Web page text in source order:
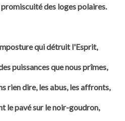
des loges polaires.
qui détruit l'Esprit,
puissances que nous prîmes,
rien dire, les abus, les affronts,
le pavé sur le noir-goudron,